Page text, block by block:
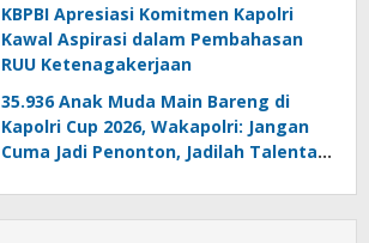
KBPBI Apresiasi Komitmen Kapolri
Kawal Aspirasi dalam Pembahasan
RUU Ketenagakerjaan
35.936 Anak Muda Main Bareng di
Kapolri Cup 2026, Wakapolri: Jangan
Cuma Jadi Penonton, Jadilah Talenta